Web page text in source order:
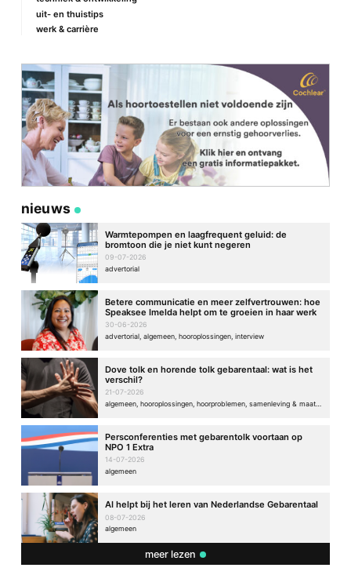
uit- en thuistips
werk & carrière
nieuws
Warmtepompen en laagfrequent geluid: de
bromtoon die je niet kunt negeren
09-07-2026
advertorial
Betere communicatie en meer zelfvertrouwen: hoe
Speaksee Imelda helpt om te groeien in haar werk
30-06-2026
advertorial, algemeen, hooroplossingen, interview
Dove tolk en horende tolk gebarentaal: wat is het
verschil?
21-07-2026
Persconferenties met gebarentolk voortaan op
NPO 1 Extra
14-07-2026
algemeen
AI helpt bij het leren van Nederlandse Gebarentaal
08-07-2026
algemeen
meer lezen